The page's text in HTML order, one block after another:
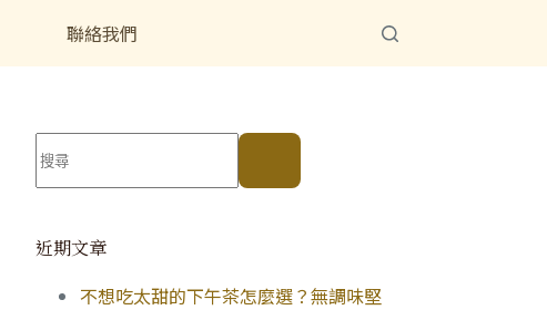
聯絡我們
近期文章
不想吃太甜的下午茶怎麼選？無調味堅